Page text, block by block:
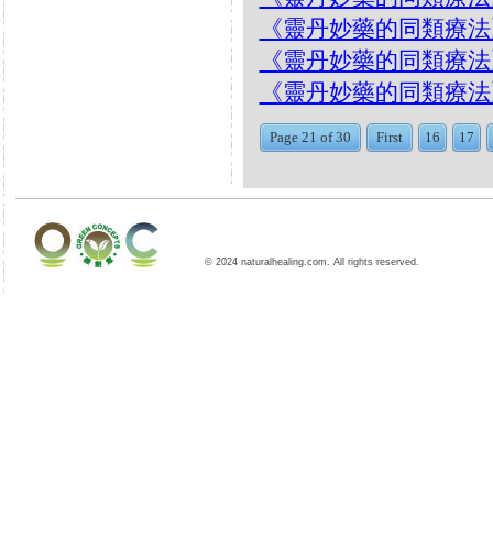
《靈丹妙藥的同類療
《靈丹妙藥的同類療
《靈丹妙藥的同類療
Page 21 of 30 First 16 17
© 2024 naturalhealing.com. All rights reserved.